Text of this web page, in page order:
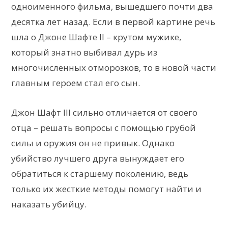
одноименного фильма, вышедшего почти два
десятка лет назад. Если в первой картине речь
шла о Джоне Шафте II – крутом мужике,
который знатно выбивал дурь из
многочисленных отморозков, то в новой части
главным героем стал его сын.
Джон Шафт III сильно отличается от своего
отца – решать вопросы с помощью грубой
силы и оружия он не привык. Однако
убийство лучшего друга вынуждает его
обратиться к старшему поколению, ведь
только их жесткие методы помогут найти и
наказать убийцу.